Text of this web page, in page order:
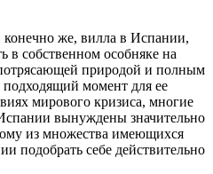
же, вилла в Испании,
в собственном особняке на
природой и полным
момент для ее
мирового кризиса, многие
вынуждены значительно
из множества имеющихся
подобрать себе действительно